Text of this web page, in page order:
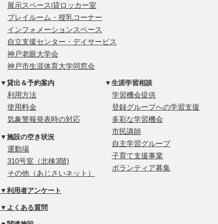
展示スペース 貸ロッカー室
プレイルーム・授乳コーナー
インフォメーションスペース
自立支援センター・デイサービス
神戸老眼大学会
神戸市生涯体育大学同窓会
▼貸出＆予約案内
利用方法
使用料金
気象警報発表時の対応
▼施設の空き状況
運動場
310号室（北棟3階)
その他（あじさいネット）
▼利用者アンケート
▼よくある質問
▼生涯学習相談
学習機会提供
登録グループへの学習支援
多彩な学習機会
市民講師
自主学習グループ
子育て支援事業
ボランティア募集